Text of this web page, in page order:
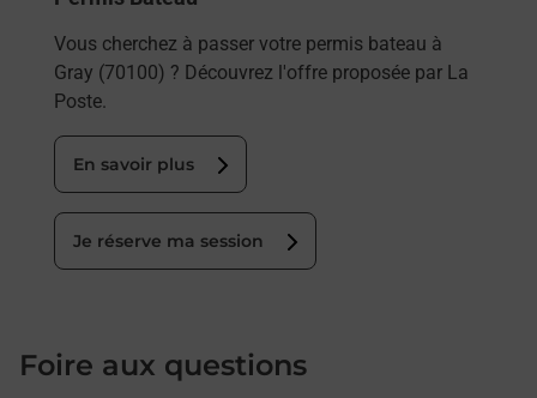
Vous cherchez à passer votre permis bateau à
Gray (70100) ? Découvrez l'offre proposée par La
Poste.
En savoir plus
Je réserve ma session
Foire aux questions